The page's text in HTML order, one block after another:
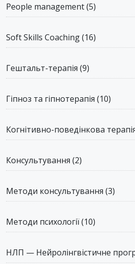
People management(5)
Soft Skills Coaching(16)
Гештальт-терапія (9)
Гіпноз та гіпнотерапія (10)
Когнітивно-поведінкова
Консультування (2)
Методи консультування (3)
Методи психології(10)
НЛП — Нейролінгвістичне